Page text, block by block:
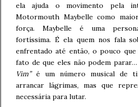
ela ajuda o movimento pela
Motormouth Maybelle como
força. Maybelle é uma
fortíssima. É ela quem nos fala
enfrentado até então, o pouco
fato de que eles não podem parar…
Vim”é um número musical de
arrancar lágrimas, mas que
necessária para lutar.